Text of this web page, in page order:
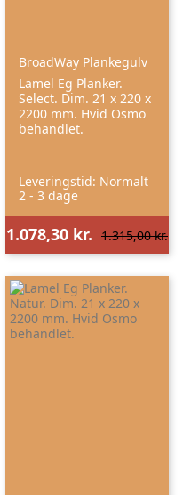
BroadWay Plankegulv
Lamel Eg Planker.
Select. Dim. 21 x 220 x
2200 mm. Hvid Osmo
behandlet.
Leveringstid: Normalt
2 - 3 dage
1.078,30 kr. 1.315,00 kr.